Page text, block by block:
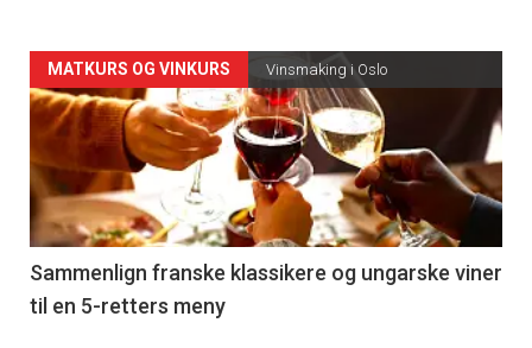
Forsiden
akkurat
nå
-
5
MATKURS OG VINKURS Vinsmaking i Oslo
Sammenlign franske klassikere og ungarske viner
til en 5-retters meny